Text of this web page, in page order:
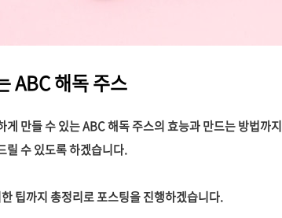
ABC 해독 주스
게 만들 수 있는 ABC 해독 주스의 효능과 만드는 방법까지
릴 수 있도록 하겠습니다.
팁까지 총정리로 포스팅을 진행하겠습니다.